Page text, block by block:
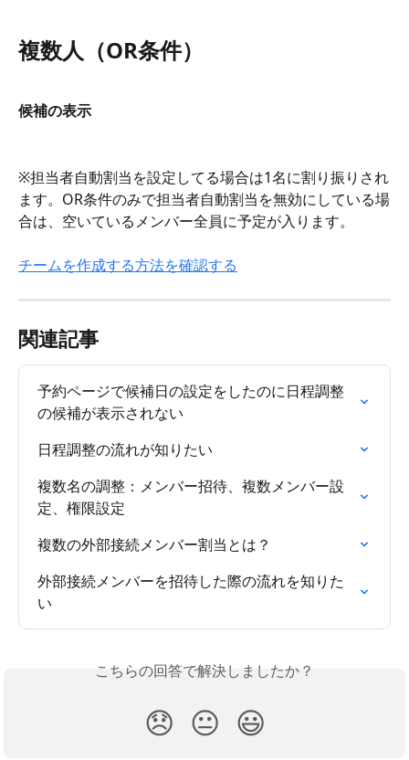
複数人（OR条件）
候補の表示
※担当者自動割当を設定してる場合は1名に割り振りされ
ます。OR条件のみで担当者自動割当を無効にしている場
合は、空いているメンバー全員に予定が入ります。
チームを作成する方法を確認する
関連記事
予約ページで候補日の設定をしたのに日程調整
の候補が表示されない
日程調整の流れが知りたい
複数名の調整：メンバー招待、複数メンバー設
定、権限設定
複数の外部接続メンバー割当とは？
外部接続メンバーを招待した際の流れを知りた
い
こちらの回答で解決しましたか？
😞 😐 😃